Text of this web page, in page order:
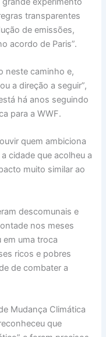
transparentes
de emissões,
acordo de Paris”.
neste caminho e,
a direção a seguir”,
há anos seguindo
para a WWF.
quem ambiciona
cidade que acolheu a
muito similar ao
descomunais e
nos meses
em uma troca
ricos e pobres
de combater a
Mudança Climática
que